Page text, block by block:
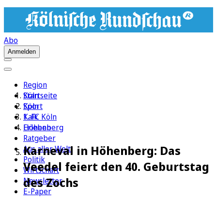
Abo
Anmelden
Region
Köln
Sport
1. FC Köln
Erleben
Ratgeber
Aus aller Welt
Politik
Wirtschaft
Newsletter
E-Paper
Startseite
Köln
Kalk
Höhenberg
Karneval in Höhenberg: Das
Veedel feiert den 40. Geburtstag
des Zochs